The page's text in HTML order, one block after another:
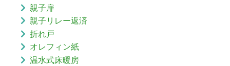
親子扉
親子リレー返済
折れ戸
オレフィン紙
温水式床暖房